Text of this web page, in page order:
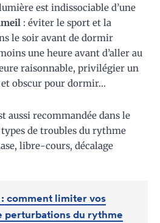
est indissociable d’une
: éviter le sport et la
le soir avant de dormir
une heure avant d’aller au
raisonnable, privilégier un
obscur pour dormir…
aussi recommandée dans le
de troubles du rythme
libre-cours, décalage
comment limiter vos
perturbations du rythme